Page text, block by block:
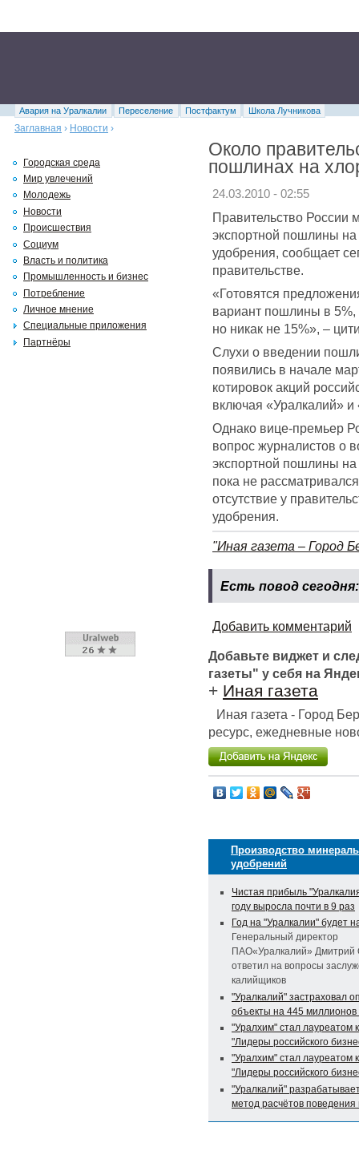
Авария на Уралкалии Переселение Постфактум
Школа Лучникова
Заглавная › Новости ›
Около
пошлинах на
24.03.2010 - 02:55
Правительство России
экспортной пошлины
удобрения, сообщает
правительстве.
«Готовятся
вариант пошлины в 5%,
но никак не 15%», –
Слухи о введении
появились в начале
котировок акций
включая «Уралкалий»
Однако вице-премьер
вопрос журналистов о
экспортной пошлины на
пока не
отсутствие у
удобрения.
"Иная газета – Город
Есть повод сегодня:
Добавить комментарий
Добавьте виджет и
газеты" у себя на
+ Иная газета
Иная газета - Город
ресурс, ежедневные
Производство
удобрений
Чистая прибыль
году выросла почти в 9 раз
Год на "Уралкалии" будет
Генеральный директор
ПАО«Уралкалий» Дмитрий
ответил на вопросы
калийщиков
"Уралкалий" застраховал
объекты на 445 миллионов
"Уралхим" стал лауреатом
"Лидеры российского
"Уралхим" стал лауреатом
"Лидеры российского
"Уралкалий"
метод расчётов поведения
Городская среда
Мир увлечений
Молодежь
Новости
Происшествия
Социум
Власть и политика
Промышленность и бизнес
Потребление
Личное мнение
Специальные приложения
Партнёры